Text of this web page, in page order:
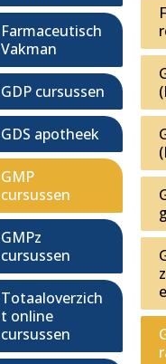
Farmaceutisch
Vakman
GDP cursussen
GDS apotheek
GMP
cursussen
GMPz
cursussen
Totaaloverzich
t online
cursussen